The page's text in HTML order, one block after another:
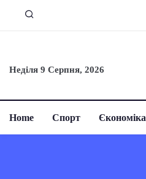
Неділя 9 Серпня, 2026
Home Спорт Єкономіка